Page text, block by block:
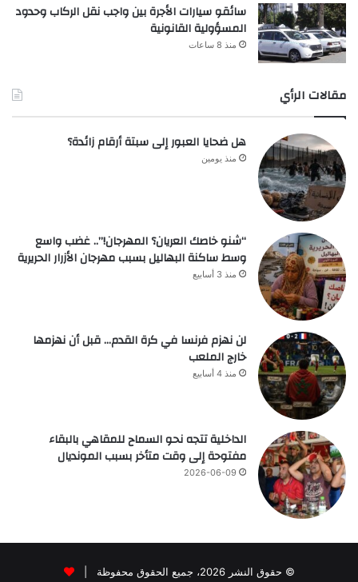
سائقو سيارات الأجرة بين واجب نقل الركاب وحدود
المسؤولية القانونية
منذ 8 ساعات
مقالات الرأي
هل ضحايا العبور إلى سبتة أرقام زائدة؟
منذ يومين
“شنو خاصك العريان؟ المهرجان!”.. غضب واسع
وسط ساكنة البهاليل بسبب مهرجان الأزرار الحريرية
منذ 3 أسابيع
لن نهزم فرنسا في كرة القدم… قبل أن نهزمها
خارج الملعب
منذ 4 أسابيع
الداخلية تتجه نحو السماح للمقاهي بالبقاء
مفتوحة إلى وقت متأخر بسبب المونديال
2026-06-09
© حقوق النشر 2026، جميع الحقوق محفوظة |